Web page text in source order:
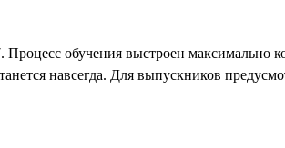
Процесс обучения выстроен
навсегда. Для выпускников